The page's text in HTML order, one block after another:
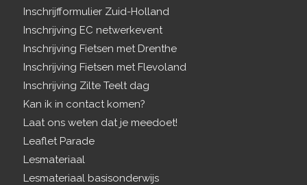
Inschrijfformulier Zuid-Holland
Inschrijving EC netwerkevent
Inschrijving Fietsen met Drenthe
Inschrijving Fietsen met Flevoland
Inschrijving Zilte Teelt dag
Kan ik in contact komen?
Laat ons weten dat je meedoet!
Leaflet Parade
Lesmateriaal
Lesmateriaal basisonderwijs